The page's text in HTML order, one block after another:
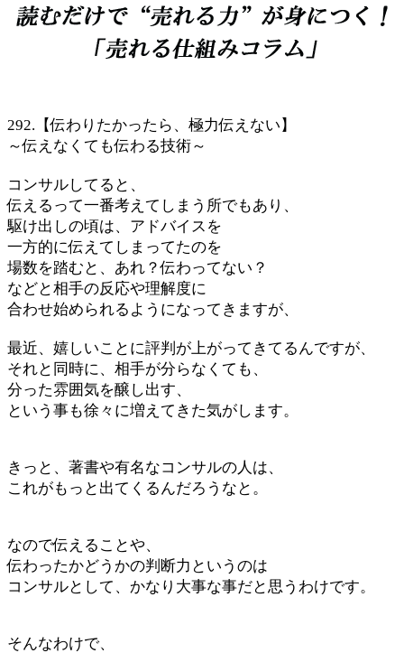
292.【伝わりたかったら、極力伝えない】
～伝えなくても伝わる技術～
コンサルしてると、
伝えるって一番考えてしまう所でもあり、
駆け出しの頃は、アドバイスを
一方的に伝えてしまってたのを
場数を踏むと、あれ？伝わってない？
などと相手の反応や理解度に
合わせ始められるようになってきますが、
最近、嬉しいことに評判が上がってきてるんですが、
それと同時に、相手が分らなくても、
分った雰囲気を醸し出す、
という事も徐々に増えてきた気がします。
きっと、著書や有名なコンサルの人は、
これがもっと出てくるんだろうなと。
なので伝えることや、
伝わったかどうかの判断力というのは
コンサルとして、かなり大事な事だと思うわけです。
そんなわけで、